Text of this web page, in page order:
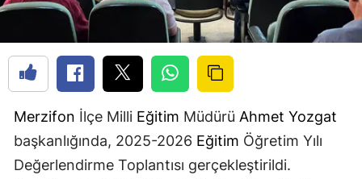
Merzifon İlçe Milli Eğitim Müdürü Ahmet Yozgat
başkanlığında, 2025-2026 Eğitim Öğretim Yılı
Değerlendirme Toplantısı gerçekleştirildi.